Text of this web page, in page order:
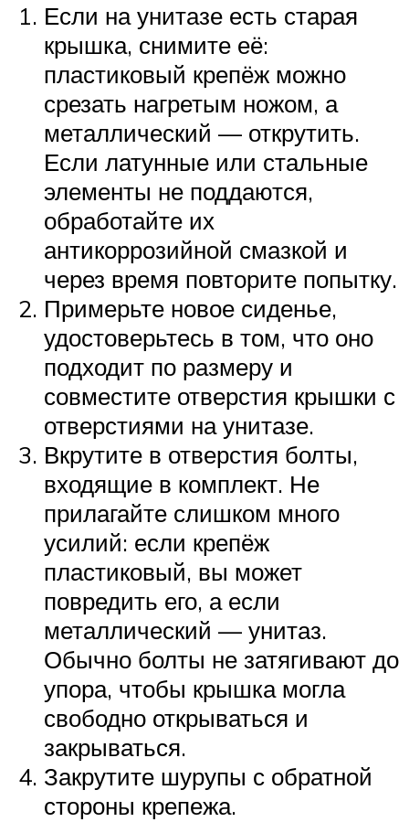
Если на унитазе есть старая
крышка, снимите её:
пластиковый крепёж можно
срезать нагретым ножом, а
металлический — открутить.
Если латунные или стальные
элементы не поддаются,
обработайте их
антикоррозийной смазкой и
через время повторите попытку.
Примерьте новое сиденье,
удостоверьтесь в том, что оно
подходит по размеру и
совместите отверстия крышки с
отверстиями на унитазе.
Вкрутите в отверстия болты,
входящие в комплект. Не
прилагайте слишком много
усилий: если крепёж
пластиковый, вы может
повредить его, а если
металлический — унитаз.
Обычно болты не затягивают до
упора, чтобы крышка могла
свободно открываться и
закрываться.
Закрутите шурупы с обратной
стороны крепежа.